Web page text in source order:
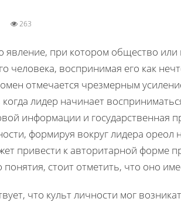
263
явление, при котором общество
человека, воспринимая его как
отмечается чрезмерным
лидер начинает
информации и государственная
формируя вокруг лидера
привести к авторитарной форме
стоит отметить, что оно
что культ личности мог